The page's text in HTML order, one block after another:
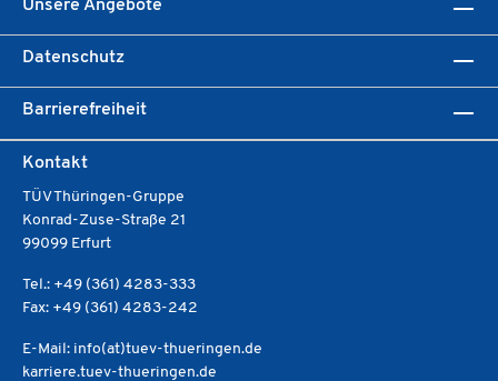
Unsere Angebote
Datenschutz
Barrierefreiheit
Kontakt
TÜV Thüringen-Gruppe
Konrad-Zuse-Straße 21
99099 Erfurt
Tel.: +49 (361) 4283-333
Fax: +49 (361) 4283-242
E-Mail: info(at)tuev-thueringen.de
karriere.tuev-thueringen.de